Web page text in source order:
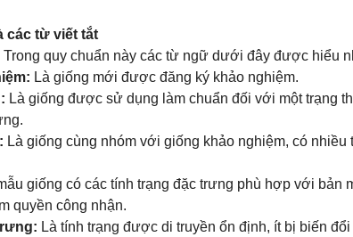
các từ viết tắt
Trong quy chuẩn này các từ ngữ dưới đây được hiểu
Là giống mới được đăng ký khảo nghiệm.
Là giống được sử dụng làm chuẩn đối với một trạng
Là giống cùng nhóm với giống khảo nghiệm, có
giống có các tính trạng đặc trưng phù hợp với bản
quyền công nhận.
Là tính trạng được di truyền ổn định, ít bị biến